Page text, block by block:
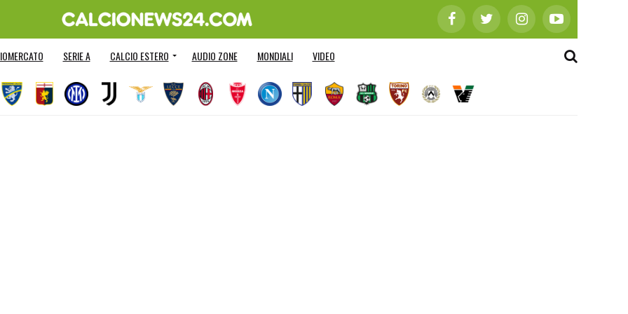
SERIE A CALCIO ESTERO AUDIO ZONE MONDIALI VIDEO